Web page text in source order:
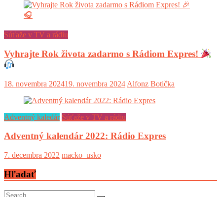
Súťaže v TV a rádiu
Vyhrajte Rok života zadarmo s Rádiom Expres!
18. novembra 202419. novembra 2024 Alfonz Botička
Adventný kaledár Súťaže v TV a rádiu
Adventný kalendár 2022: Rádio Expres
7. decembra 2022 macko_usko
Hľadať